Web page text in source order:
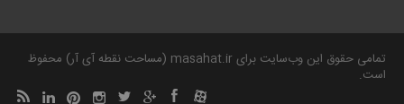
تمامی حقوق این وب‌سایت برای masahat.ir (مساحت نقطه آی آر) محفوظ
است.